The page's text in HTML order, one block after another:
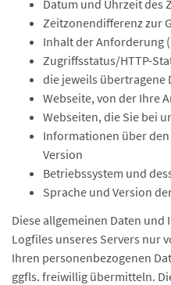
Datum und Uhrzeit des
Zeitzonendifferenz zur
Inhalt der Anforderung
Zugriffsstatus/HTTP-
die jeweils übertragene
Webseite, von der Ihre
Webseiten, die Sie bei
Informationen über
Version
Betriebssystem und
Sprache und Version
Diese allgemeinen Daten
Logfiles unseres Servers nur
Ihren personenbezogenen
ggfls. freiwillig übermitteln.